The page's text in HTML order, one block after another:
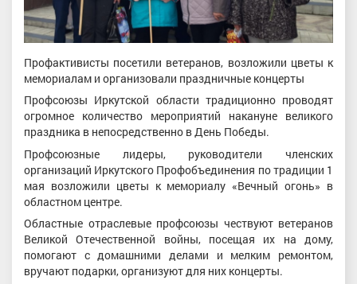
Профактивисты посетили ветеранов, возложили цветы к
мемориалам и организовали праздничные концерты
Профсоюзы Иркутской области традиционно проводят
огромное количество мероприятий накануне великого
праздника в непосредственно в День Победы.
Профсоюзные лидеры, руководители членских
организаций Иркутского Профобъединения по традиции 1
мая возложили цветы к мемориалу «Вечный огонь» в
областном центре.
Областные отраслевые профсоюзы чествуют ветеранов
Великой Отечественной войны, посещая их на дому,
помогают с домашними делами и мелким ремонтом,
вручают подарки, организуют для них концерты.